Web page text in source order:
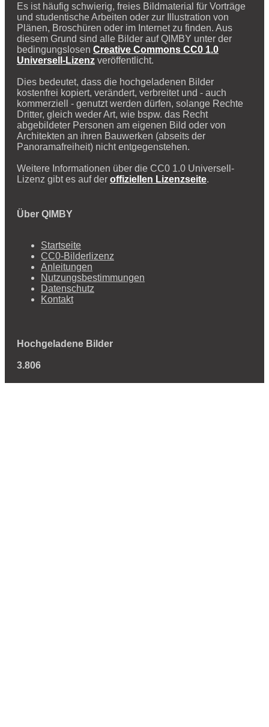
Es ist häufig schwierig, freies Bildmaterial für Vorträge
und studentische Arbeiten oder zur Illustration von
Plänen, Broschüren oder im Internet zu finden. Aus
diesem Grund sind alle Bilder auf QIMBY unter der
bedingungslosen Creative Commons CC0 1.0
Universell-Lizenz veröffentlicht.
Dies bedeutet, dass die hochgeladenen Bilder
kostenfrei kopiert, verändert, verbreitet und - auch
kommerziell - genutzt werden dürfen, solange Rechte
Dritter, gleich weder Art, wie bspw. das Recht
abgebildeter Personen am eigenen Bild oder von
Architekten an ihren Bauwerken (abseits der
Panoramafreiheit) nicht entgegenstehen.
Weitere Informationen über die CC0 1.0 Universell-
Lizenz gibt es auf der offiziellen Lizenzseite.
Über QIMBY
Startseite
CC0-Bilderlizenz
Anleitungen
Nutzungsbestimmungen
Datenschutz
Kontakt
Hochgeladene Bilder
3.806